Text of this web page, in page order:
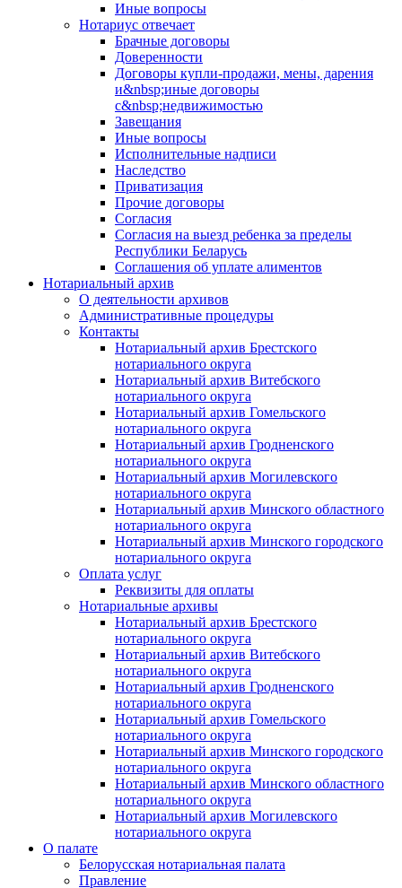
Иные вопросы
Нотариус отвечает
Брачные договоры
Доверенности
Договоры купли-продажи, мены, дарения
и&nbsp;иные договоры
с&nbsp;недвижимостью
Завещания
Иные вопросы
Исполнительные надписи
Наследство
Приватизация
Прочие договоры
Согласия
Согласия на выезд ребенка за пределы
Республики Беларусь
Соглашения об уплате алиментов
Нотариальный архив
О деятельности архивов
Административные процедуры
Контакты
Нотариальный архив Брестского
нотариального округа
Нотариальный архив Витебского
нотариального округа
Нотариальный архив Гомельского
нотариального округа
Нотариальный архив Гродненского
нотариального округа
Нотариальный архив Могилевского
нотариального округа
Нотариальный архив Минского областного
нотариального округа
Нотариальный архив Минского городского
нотариального округа
Оплата услуг
Реквизиты для оплаты
Нотариальные архивы
Нотариальный архив Брестского
нотариального округа
Нотариальный архив Витебского
нотариального округа
Нотариальный архив Гродненского
нотариального округа
Нотариальный архив Гомельского
нотариального округа
Нотариальный архив Минского городского
нотариального округа
Нотариальный архив Минского областного
нотариального округа
Нотариальный архив Могилевского
нотариального округа
О палате
Белорусская нотариальная палата
Правление